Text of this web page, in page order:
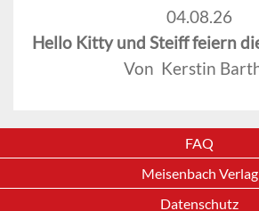
04.08.26
Hello Kitty und Steiff feiern
Von Kerstin
FAQ
Meisenbach Verlag
Datenschutz